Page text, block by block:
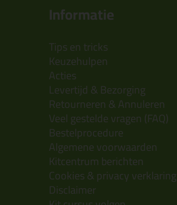
Informatie
Tips en tricks
Keuzehulpen
Acties
Levertijd & Bezorging
Retourneren & Annuleren
Veel gestelde vragen (FAQ)
Bestelprocedure
Algemene voorwaarden
Kitcentrum berichten
Cookies & privacy verklaring
Disclaimer